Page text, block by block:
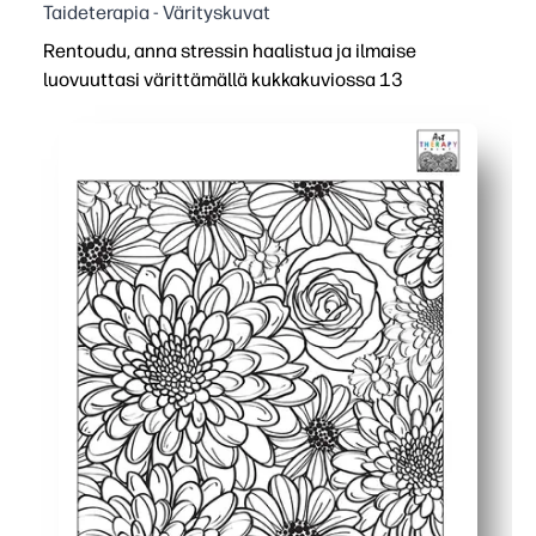
Taideterapia - Värityskuvat
Rentoudu, anna stressin haalistua ja ilmaise
luovuuttasi värittämällä kukkakuviossa 13
Tulosta ja käytä kätevästi - tartu vain värikynät,
Yksityiskohtainen kukkakuvio lisää keskittymistä ja
Näytön sitoutuminen, joka on ihanteellinen
Uusintapainatus ryhmille tai nopeille viimeistelijöille